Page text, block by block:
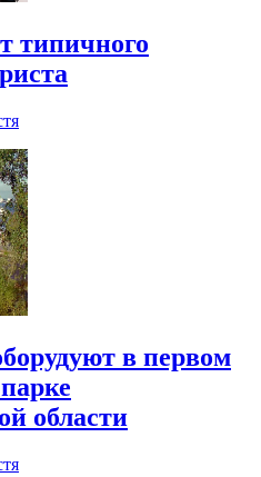
типичного
в первом
области